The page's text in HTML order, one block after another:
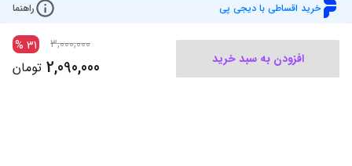
خرید اقساطی با دیجی پی راهنما
افزودن به سبد خرید
3,000,000
31
%
2,090,000 تومان